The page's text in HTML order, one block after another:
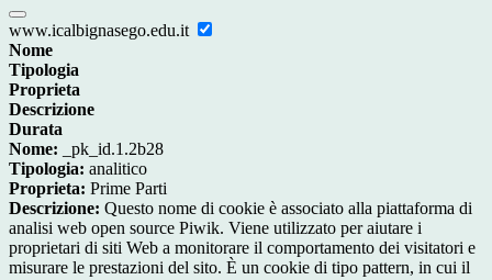
www.icalbignasego.edu.it
Nome
Tipologia
Proprieta
Descrizione
Durata
Nome: _pk_id.1.2b28
Tipologia: analitico
Proprieta: Prime Parti
Descrizione: Questo nome di cookie è associato alla piattaforma di
analisi web open source Piwik. Viene utilizzato per aiutare i
proprietari di siti Web a monitorare il comportamento dei visitatori e
misurare le prestazioni del sito. È un cookie di tipo pattern, in cui il